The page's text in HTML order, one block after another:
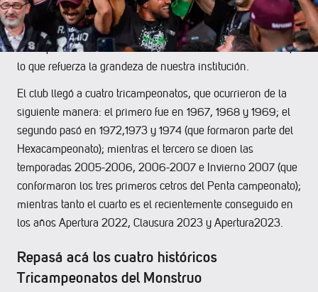
Deportivo Saprissa, que llegó de forma consecutiva tras alzar
la 37 y la 38, el club Morado es el equipo que más
tricampeonatos tiene en la historia del fútbol de Costa Rica,
lo que refuerza la grandeza de nuestra institución.
El club llegó a cuatro tricampeonatos, que ocurrieron de la
siguiente manera: el primero fue en 1967, 1968 y 1969; el
segundo pasó en 1972,1973 y 1974 (que formaron parte del
Hexacampeonato); mientras el tercero se dioen las
temporadas 2005-2006, 2006-2007 e Invierno 2007 (que
conformaron los tres primeros cetros del Penta campeonato);
mientras tanto el cuarto es el recientemente conseguido en
los años Apertura 2022, Clausura 2023 y Apertura2023.
Repasá acá los cuatro históricos
Tricampeonatos del Monstruo